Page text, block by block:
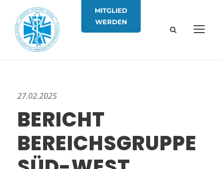
MITGLIED
WERDEN
27.02.2025
BERICHT
BEREICHSGRUPPE